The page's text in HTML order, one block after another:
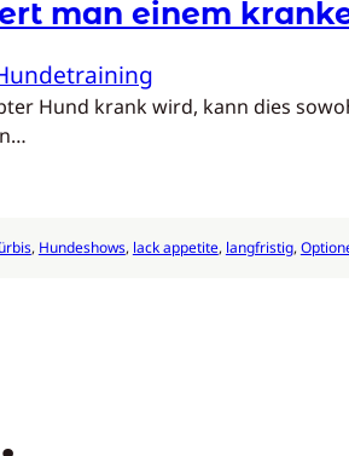
man einem
Hund krank wird, kann dies
, Hundeshows, lack appetite, langfristig,